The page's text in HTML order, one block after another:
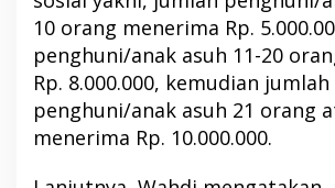
10 orang menerima Rp.
penghuni/anak asuh 11-20
Rp. 8.000.000, kemudian jumlah
penghuni/anak asuh 21 orang
menerima Rp. 10.000.000.